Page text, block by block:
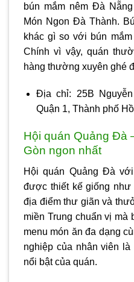
bún mắm nêm Đà
Món Ngon Đà Thành.
khác gì so với bún
Chính vì vậy, quán
hàng thường xuyên ghé
Địa chỉ: 25B
Quận 1, Thành phố
Hội quán Quảng Đà
Gòn ngon nhất
Hội quán Quảng Đà
được thiết kế giống
địa điểm thư giãn và
miền Trung chuẩn vị mà
menu món ăn đa dạng
nghiệp của nhân viên
nổi bật của quán.